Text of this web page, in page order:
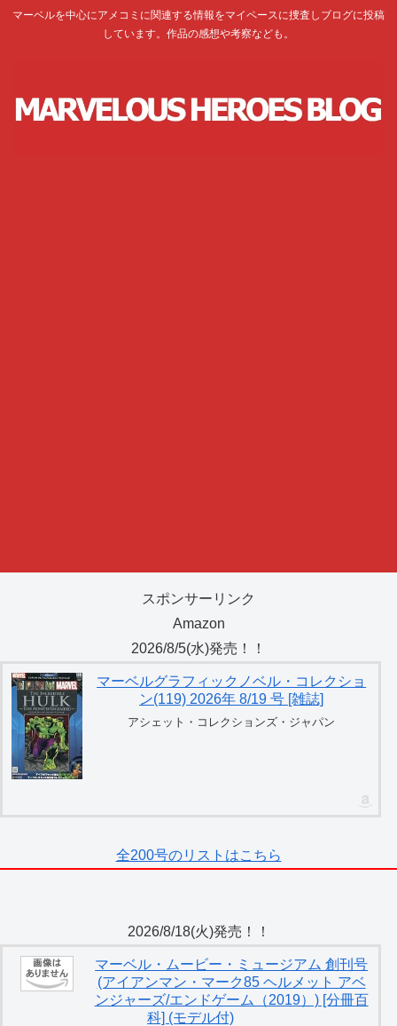
マーベルを中心にアメコミに関連する情報をマイペースに捜査しブログに投稿
しています。作品の感想や考察なども。
スポンサーリンク
Amazon
2026/8/5(水)発売！！
マーベルグラフィックノベル・コレクショ
ン(119) 2026年 8/19 号 [雑誌]
アシェット・コレクションズ・ジャパン
全200号のリストはこちら
2026/8/18(火)発売！！
マーベル・ムービー・ミュージアム 創刊号
(アイアンマン・マーク85 ヘルメット アベ
ンジャーズ/エンドゲーム（2019）) [分冊百
科] (モデル付)